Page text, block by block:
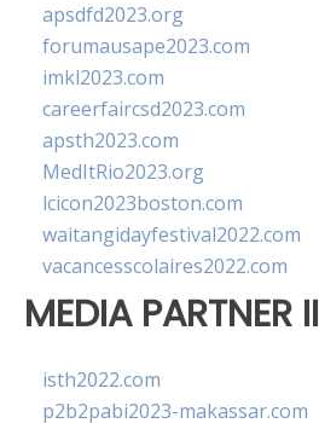
apsdfd2023.org
forumausape2023.com
imkl2023.com
careerfaircsd2023.com
apsth2023.com
MedItRio2023.org
lcicon2023boston.com
waitangidayfestival2022.com
vacancesscolaires2022.com
MEDIA PARTNER II
isth2022.com
p2b2pabi2023-makassar.com